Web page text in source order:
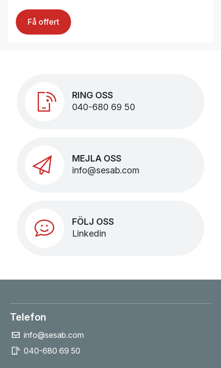
Få offert
RING OSS
040-680 69 50
MEJLA OSS
info@sesab.com
FÖLJ OSS
Linkedin
Telefon
info@sesab.com
040-680 69 50